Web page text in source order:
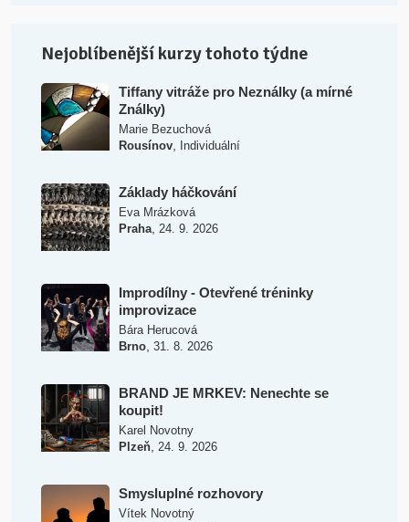
Nejoblíbenější kurzy tohoto týdne
Tiffany vitráže pro Neználky (a mírné
Ználky)
Marie Bezuchová
Rousínov, Individuální
Základy háčkování
Eva Mrázková
Praha, 24. 9. 2026
Improdílny - Otevřené tréninky
improvizace
Bára Herucová
Brno, 31. 8. 2026
BRAND JE MRKEV: Nenechte se
koupit!
Karel Novotny
Plzeň, 24. 9. 2026
Smysluplné rozhovory
Vítek Novotný